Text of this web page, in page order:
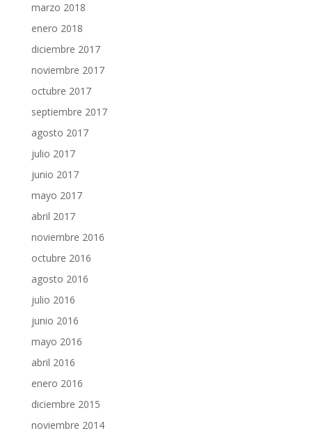
marzo 2018
enero 2018
diciembre 2017
noviembre 2017
octubre 2017
septiembre 2017
agosto 2017
julio 2017
junio 2017
mayo 2017
abril 2017
noviembre 2016
octubre 2016
agosto 2016
julio 2016
junio 2016
mayo 2016
abril 2016
enero 2016
diciembre 2015
noviembre 2014